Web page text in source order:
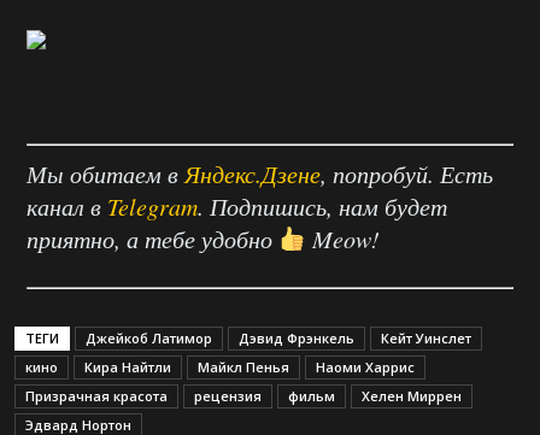
Мы обитаем в Яндекс.Дзене, попробуй. Есть
канал в Telegram. Подпишись, нам будет
приятно, а тебе удобно
Meow!
ТЕГИ Джейкоб Латимор Дэвид Фрэнкель
Кейт Уинслет
кино
Кира Найтли Майкл Пенья
Наоми Харрис
Призрачная красота
рецензия фильм
Хелен Миррен
Эдвард Нортон